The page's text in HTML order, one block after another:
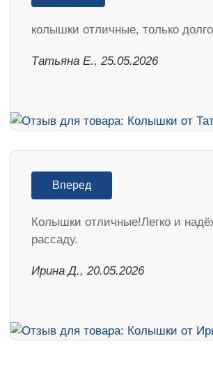
колышки отличные, только
Татьяна Е., 25.05.2026
Вперед
Колышки отличные!Легко и
рассаду.
Ирина Д., 20.05.2026